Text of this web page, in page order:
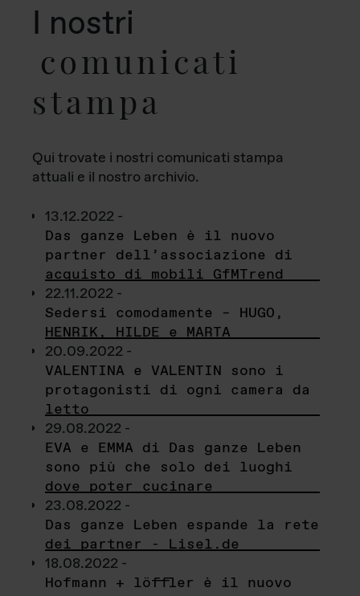
I nostri
comunicati
stampa
Qui trovate i nostri comunicati stampa
attuali e il nostro archivio.
13.12.2022 -
Das ganze Leben è il nuovo
partner dell’associazione di
acquisto di mobili GfMTrend
22.11.2022 -
Sedersi comodamente – HUGO,
HENRIK, HILDE e MARTA
20.09.2022 -
VALENTINA e VALENTIN sono i
protagonisti di ogni camera da
letto
29.08.2022 -
EVA e EMMA di Das ganze Leben
sono più che solo dei luoghi
dove poter cucinare
23.08.2022 -
Das ganze Leben espande la rete
dei partner - Lisel.de
18.08.2022 -
Hofmann + löffler è il nuovo